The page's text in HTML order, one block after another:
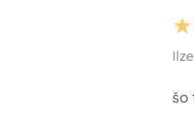
šo